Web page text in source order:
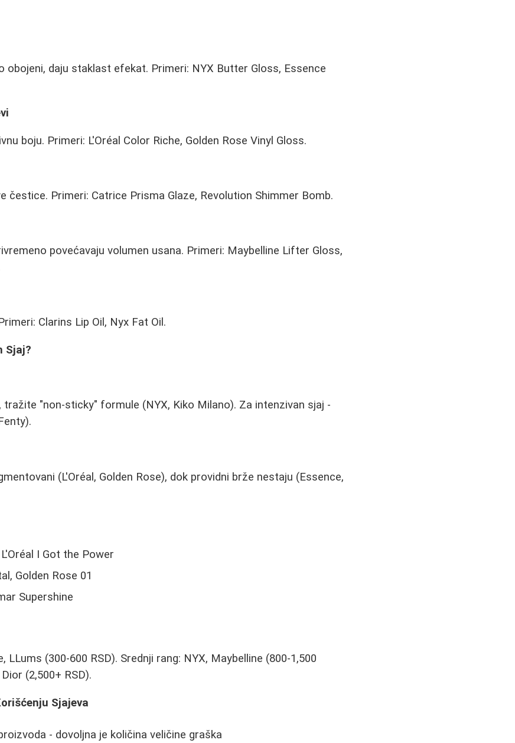
obojeni, daju staklast efekat. Primeri: NYX Butter Gloss, Essence
boju. Primeri: L'Oréal Color Riche, Golden Rose Vinyl Gloss.
čestice. Primeri: Catrice Prisma Glaze, Revolution Shimmer Bomb.
povećavaju volumen usana. Primeri: Maybelline Lifter Gloss,
Clarins Lip Oil, Nyx Fat Oil.
Sjaj?
"non-sticky" formule (NYX, Kiko Milano). Za intenzivan sjaj -
(L'Oréal, Golden Rose), dok providni brže nestaju (Essence,
I Got the Power
Golden Rose 01
Supershine
LLums (300-600 RSD). Srednji rang: NYX, Maybelline (800-1,500
(2,500+ RSD).
Sjajeva
- dovoljna je količina veličine graška